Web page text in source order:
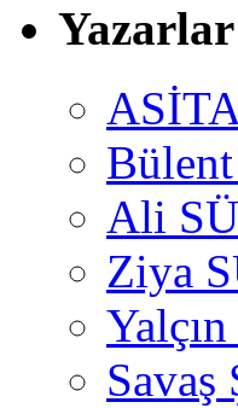
Yazarlar
Ali
Ziya
Savaş